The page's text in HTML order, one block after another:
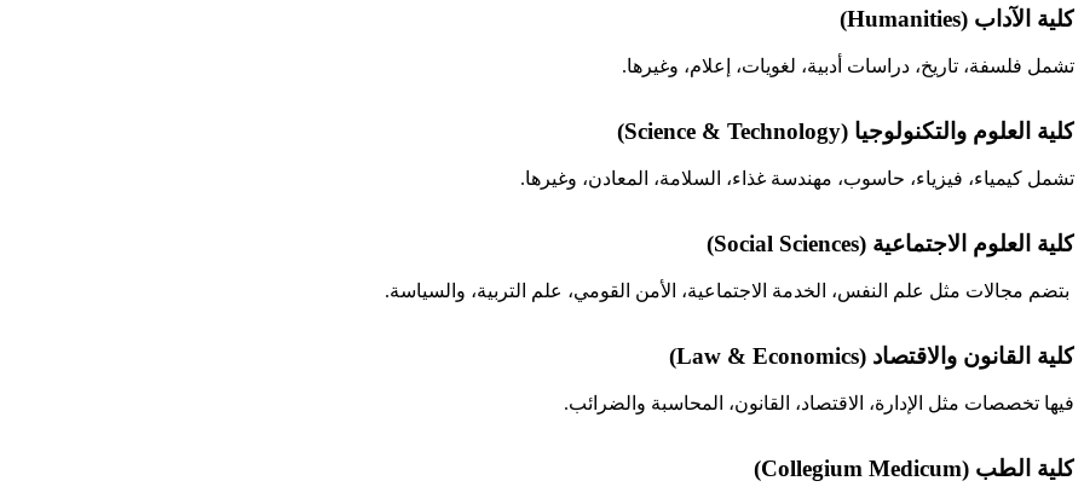
كلية الآداب (Humanities)
تشمل فلسفة، تاريخ، دراسات أدبية، لغويات، إعلام، وغيرها.
كلية العلوم والتكنولوجيا (Science & Technology)
تشمل كيمياء، فيزياء، حاسوب، مهندسة غذاء، السلامة، المعادن، وغيرها.
كلية العلوم الاجتماعية (Social Sciences)
بتضم مجالات مثل علم النفس، الخدمة الاجتماعية، الأمن القومي، علم التربية، والسياسة.
كلية القانون والاقتصاد (Law & Economics)
فيها تخصصات مثل الإدارة، الاقتصاد، القانون، المحاسبة والضرائب.
كلية الطب (Collegium Medicum)